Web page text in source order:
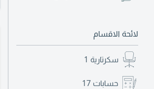
لائحة الاقسام
سكرتارية 1
حسابات 17